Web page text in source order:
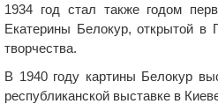
1934 год стал также годом
Екатерины Белокур, открытой в
творчества.
В 1940 году картины Белокур
республиканской выставке в